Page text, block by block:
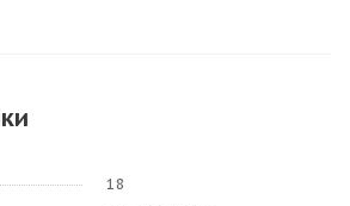
18